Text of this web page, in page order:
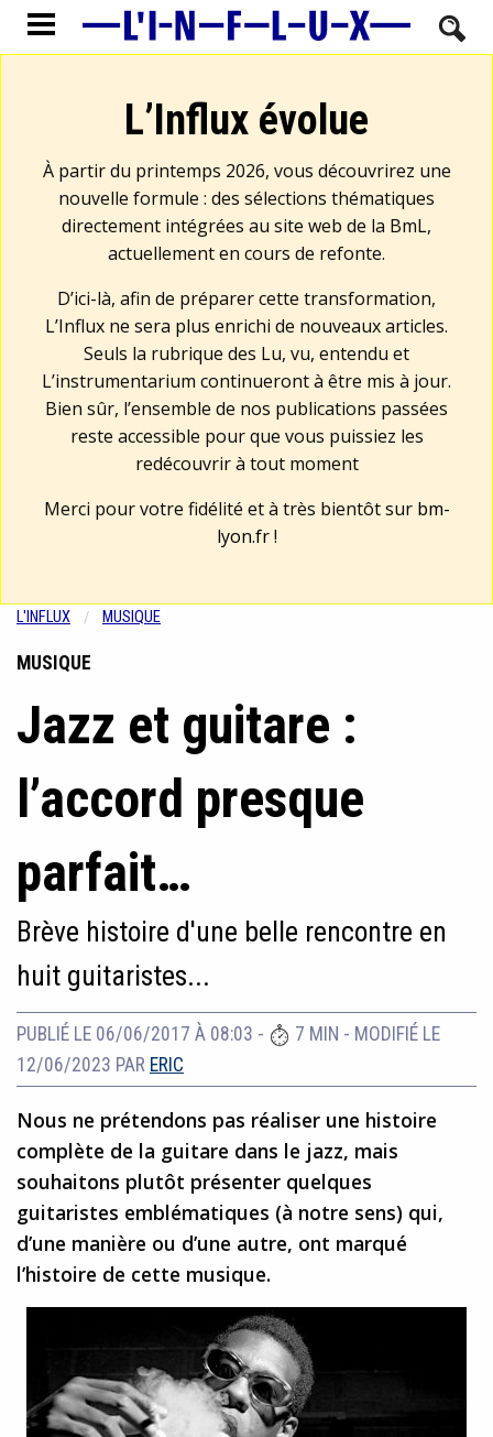
L’Influx évolue
À partir du printemps 2026, vous découvrirez une
nouvelle formule : des sélections thématiques
directement intégrées au site web de la BmL,
actuellement en cours de refonte.
D’ici-là, afin de préparer cette transformation,
L’Influx ne sera plus enrichi de nouveaux articles.
Seuls la rubrique des Lu, vu, entendu et
L’instrumentarium continueront à être mis à jour.
Bien sûr, l’ensemble de nos publications passées
reste accessible pour que vous puissiez les
redécouvrir à tout moment
Merci pour votre fidélité et à très bientôt sur bm-
lyon.fr!
L'INFLUX MUSIQUE
MUSIQUE
Jazz et guitare :
l’accord presque
parfait…
Brève histoire d'une belle rencontre en
huit guitaristes...
PUBLIÉ LE 06/06/2017 À 08:03 - 7 MIN - MODIFIÉ LE
12/06/2023 PAR ERIC
Nous ne prétendons pas réaliser une histoire
complète de la guitare dans le jazz, mais
souhaitons plutôt présenter quelques
guitaristes emblématiques (à notre sens) qui,
d’une manière ou d’une autre, ont marqué
l’histoire de cette musique.